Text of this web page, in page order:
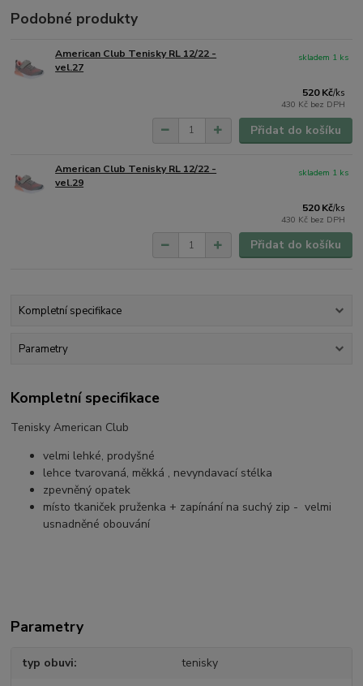
Podobné produkty
American Club Tenisky RL 12/22 -
vel.27
520 Kč/ks
430 Kč bez DPH
skladem 1 ks
Přidat do košíku
American Club Tenisky RL 12/22 -
vel.29
520 Kč/ks
430 Kč bez DPH
skladem 1 ks
Přidat do košíku
Kompletní specifikace
Parametry
Kompletní specifikace
Tenisky American Club
velmi lehké, prodyšné
lehce tvarovaná, měkká , nevyndavací stélka
zpevněný opatek
místo tkaniček pruženka + zapínání na suchý zip - velmi
usnadněné obouvání
Parametry
typ obuvi tenisky